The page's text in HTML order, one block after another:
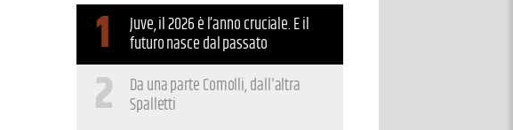
1 Juve, il 2026 è l’anno cruciale. E il
futuro nasce dal passato
2 Da una parte Comolli, dall'altra
Spalletti